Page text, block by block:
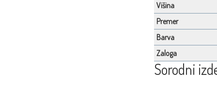
Višina
Premer
Barva
Zaloga
Sorodni